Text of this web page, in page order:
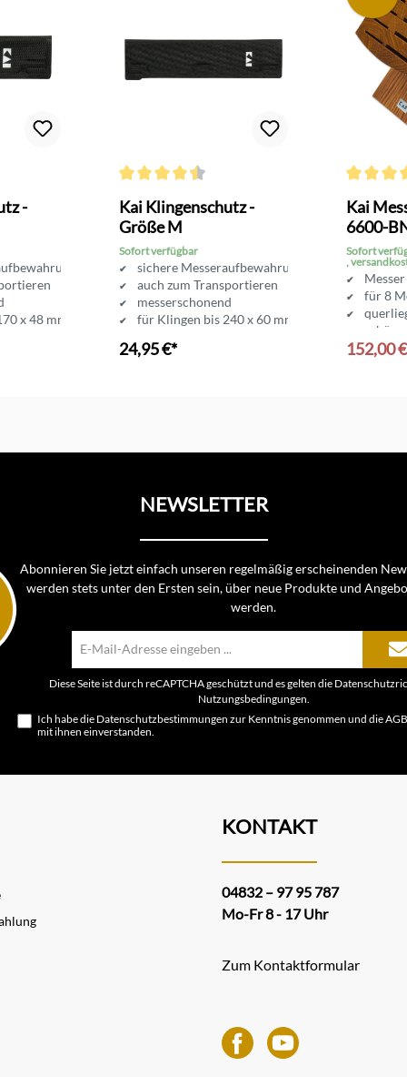
-
x 48 mm
Kai Klingenschutz -
Größe M
Sofort verfügbar
sichere Messeraufbewahrung
auch zum Transportieren
messerschonend
für Klingen bis 240 x 60 mm
24,95 €*
Kai
6600-
Sofort
,
für 8
Größe
152,00
NEWSLETTER
Abonnieren Sie jetzt einfach unseren regelmäßig erscheinenden
werden stets unter den Ersten sein, über neue Produkte und
werden.
Mail-
Adresse*
Diese Seite ist durch reCAPTCHA geschützt und es gelten die
Nutzungsbedingungen
Ich habe die Datenschutzbestimmungen zur Kenntnis genommen und dieAGB
mit ihnen einverstanden.
KONTAKT
04832 – 97 95 787
Mo-Fr 8 - 17 Uhr
Zum Kontaktformular